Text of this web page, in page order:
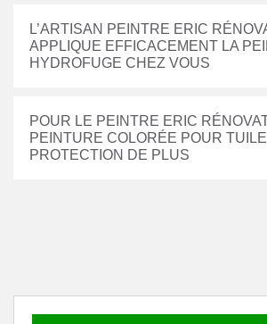
L’ARTISAN PEINTRE ERIC
APPLIQUE EFFICACEMENT LA
HYDROFUGE CHEZ VOUS
POUR LE PEINTRE ERIC
PEINTURE COLORÉE POUR
PROTECTION DE PLUS